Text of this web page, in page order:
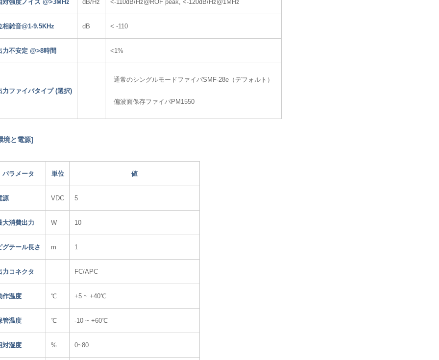
対強度ノイズ @>3MHz dB/Hz <-110dB/Hz@ROF peak, <-120dB/Hz@1MHz
相雑音@1-9.5KHz dB < -110
力不安定 @>8時間 <1%
力ファイバタイプ (選択)
通常のシングルモードファイバSMF-28e（デフォルト）
偏波面保存ファイバPM1550
境と電源]
パラメータ 単位 値
源 VDC 5
大消費出力 W 10
グテール長さ m 1
力コネクタ FC/APC
作温度 ℃ +5 ~ +40℃
管温度 ℃ -10 ~ +60℃
対湿度 % 0~80